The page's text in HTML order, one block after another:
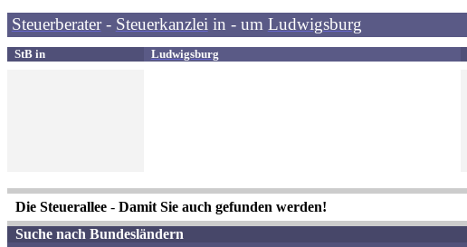
Steuerberater- Steuerkanzlei in - um Ludwigsburg
StBin Ludwigsburg
Die Steuerallee- Damit Sie auch gefunden werden!
Suche nach Bundesländern